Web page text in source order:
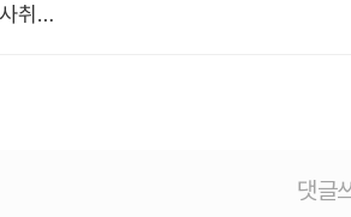
# 첨부 1.시우리교회담임목사취임및권사임직예식.jpg
댓글